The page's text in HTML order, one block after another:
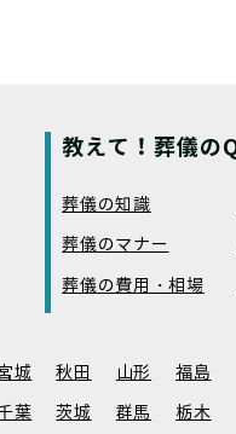
教えて！葬儀の
葬儀の知識
葬儀のマナー
葬儀の費用・相場
城 秋田 山形 福島
葉 茨城 群馬 栃木